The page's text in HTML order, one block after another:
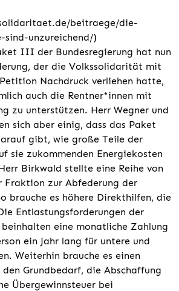
beitraege/die-
sind-unzureichend/)
III der Bundesregierung hat nun
der die Volkssolidarität mit
Nachdruck verliehen hatte,
auch die Rentner*innen mit
zu unterstützen. Herr Wegner und
sich aber einig, dass das Paket
gibt, wie große Teile der
sie zukommenden Energiekosten
Birkwald stellte eine Reihe von
Fraktion zur Abfederung der
brauche es höhere Direkthilfen, die
Entlastungsforderungen der
eine monatliche Zahlung
ein Jahr lang für untere und
Weiterhin brauche es einen
Grundbedarf, die Abschaffung
Übergewinnsteuer bei